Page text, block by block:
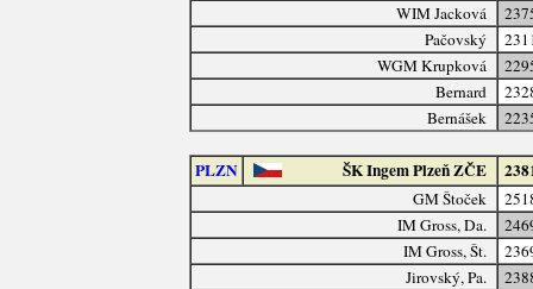
WIM Jacková
Pačovský
WGM Krupková
Bernard
Bernášek
PLZN ŠK Ingem Plzeň ZČE
GM Štoček
IM Gross, Da.
IM Gross, Št.
Jirovský, Pa.